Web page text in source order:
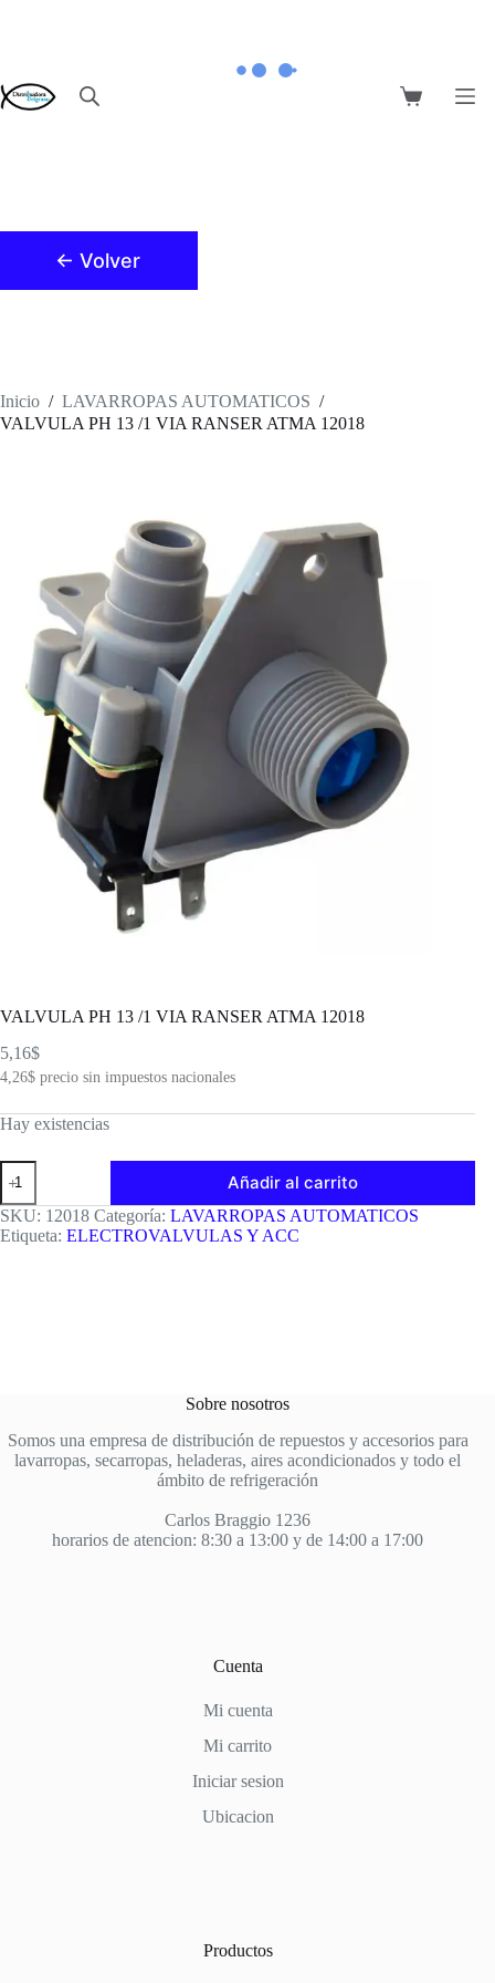
Carro
← Volver
Inicio / LAVARROPAS AUTOMATICOS /
VALVULA PH 13 /1 VIA RANSER ATMA 12018
VALVULA PH 13 /1 VIA RANSER ATMA 12018
5,16$
4,26$ precio sin impuestos nacionales
Hay existencias
VALVULA
PH
13
/1
VIA
Añadir al carrito
SKU: 12018 Categoría: LAVARROPAS AUTOMATICOS
Etiqueta: ELECTROVALVULAS Y ACC
Sobre nosotros
Somos una empresa de distribución de repuestos y accesorios para
lavarropas, secarropas, heladeras, aires acondicionados y todo el
ámbito de refrigeración
Carlos Braggio 1236
horarios de atencion: 8:30 a 13:00 y de 14:00 a 17:00
Cuenta
Mi cuenta
Mi carrito
Iniciar sesion
Ubicacion
Productos